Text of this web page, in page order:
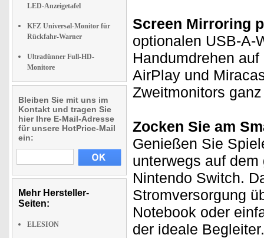
LED-Anzeigetafel
KFZ Universal-Monitor für
Rückfahr-Warner
Ultradünner Full-HD-
Monitore
Bleiben Sie mit uns im
Kontakt und tragen Sie
hier Ihre E-Mail-Adresse
für unsere HotPrice-Mail
ein:
Mehr Hersteller-
Seiten:
ELESION
Screen Mirroring
optionalen USB-A-
Handumdrehen
AirPlay und
Zweitmonitors
Zocken Sie am
Genießen Sie
unterwegs auf
Nintendo Switch.
Stromversorgung
Notebook oder
der ideale Begleiter.